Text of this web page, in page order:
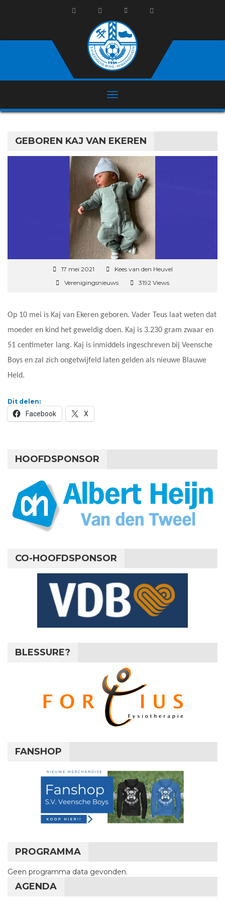
GEBOREN KAJ VAN EKEREN
17 mei 2021
Kees van den Heuvel
Verenigingsnieuws
3192 Views
Op 10 mei is Kaj van Ekeren geboren. Vader Teus laat weten dat
moeder en kind het geweldig doen. Kaj is 3.230 gram zwaar en
51 centimeter lang. Kaj is inmiddels ingeschreven bij Veensche
Boys en zal zich ongetwijfeld laten gelden als nieuwe Blauwe
Held.
Dit delen:
Facebook X
HOOFDSPONSOR
CO-HOOFDSPONSOR
BLESSURE?
FANSHOP
PROGRAMMA
Geen programma data gevonden.
AGENDA